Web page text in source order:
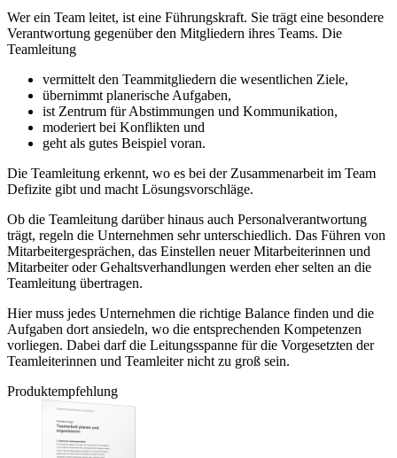
Wer ein Team leitet, ist eine Führungskraft. Sie trägt eine besondere
Verantwortung gegenüber den Mitgliedern ihres Teams. Die
Teamleitung
vermittelt den Teammitgliedern die wesentlichen Ziele,
übernimmt planerische Aufgaben,
ist Zentrum für Abstimmungen und Kommunikation,
moderiert bei Konflikten und
geht als gutes Beispiel voran.
Die Teamleitung erkennt, wo es bei der Zusammenarbeit im Team
Defizite gibt und macht Lösungsvorschläge.
Ob die Teamleitung darüber hinaus auch Personalverantwortung
trägt, regeln die Unternehmen sehr unterschiedlich. Das Führen von
Mitarbeitergesprächen, das Einstellen neuer Mitarbeiterinnen und
Mitarbeiter oder Gehaltsverhandlungen werden eher selten an die
Teamleitung übertragen.
Hier muss jedes Unternehmen die richtige Balance finden und die
Aufgaben dort ansiedeln, wo die entsprechenden Kompetenzen
vorliegen. Dabei darf die Leitungsspanne für die Vorgesetzten der
Teamleiterinnen und Teamleiter nicht zu groß sein.
Produktempfehlung